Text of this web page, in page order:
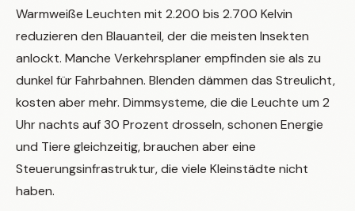
Warmweiße Leuchten mit 2.200 bis 2.700 Kelvin
reduzieren den Blauanteil, der die meisten Insekten
anlockt. Manche Verkehrsplaner empfinden sie als zu
dunkel für Fahrbahnen. Blenden dämmen das Streulicht,
kosten aber mehr. Dimmsysteme, die die Leuchte um 2
Uhr nachts auf 30 Prozent drosseln, schonen Energie
und Tiere gleichzeitig, brauchen aber eine
Steuerungsinfrastruktur, die viele Kleinstädte nicht
haben.